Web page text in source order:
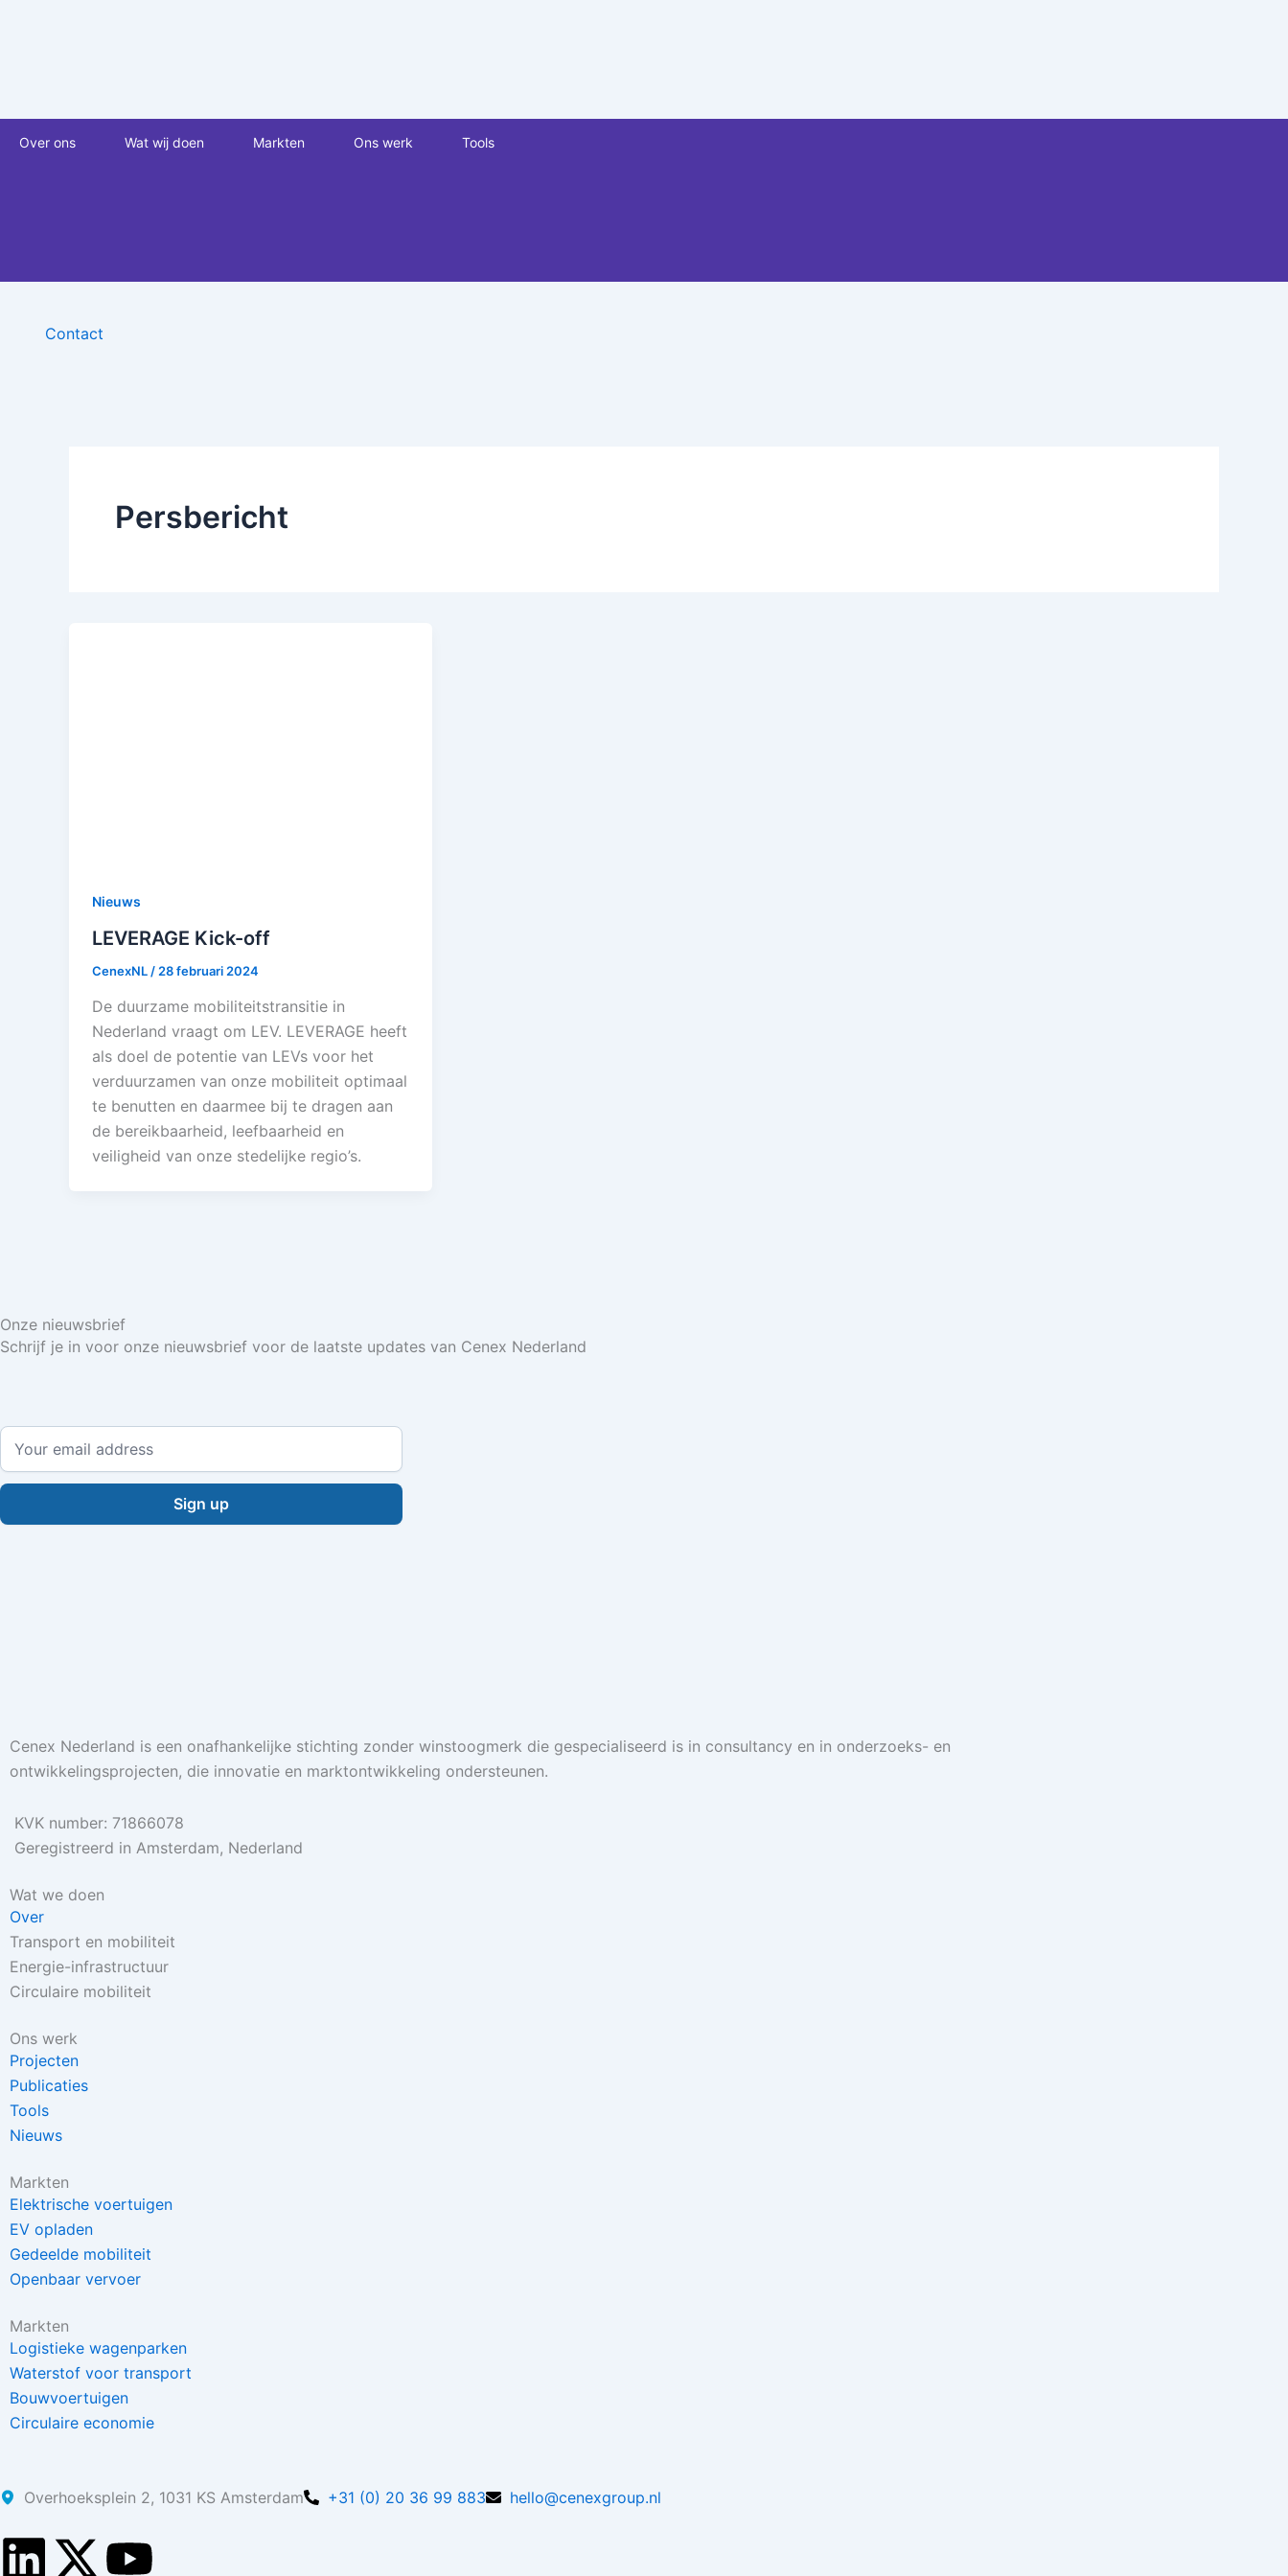
Over ons Wat wij doen Markten Ons werk Tools
Contact
Persbericht
Nieuws
LEVERAGE Kick-off
CenexNL / 28 februari 2024
De duurzame mobiliteitstransitie in
Nederland vraagt om LEV. LEVERAGE heeft
als doel de potentie van LEVs voor het
verduurzamen van onze mobiliteit optimaal
te benutten en daarmee bij te dragen aan
de bereikbaarheid, leefbaarheid en
veiligheid van onze stedelijke regio’s.
Onze nieuwsbrief
Schrijf je in voor onze nieuwsbrief voor de laatste updates van Cenex Nederland
Cenex Nederland is een onafhankelijke stichting zonder winstoogmerk die gespecialiseerd is in consultancy en in onderzoeks- en
ontwikkelingsprojecten, die innovatie en marktontwikkeling ondersteunen.
KVK number: 71866078
Geregistreerd in Amsterdam, Nederland
Wat we doen
Over
Transport en mobiliteit
Energie-infrastructuur
Circulaire mobiliteit
Ons werk
Projecten
Publicaties
Tools
Nieuws
Markten
Elektrische voertuigen
EV opladen
Gedeelde mobiliteit
Openbaar vervoer
Markten
Logistieke wagenparken
Waterstof voor transport
Bouwvoertuigen
Circulaire economie
Overhoeksplein 2, 1031 KS Amsterdam +31 (0) 20 36 99 883 hello@cenexgroup.nl
L X Y